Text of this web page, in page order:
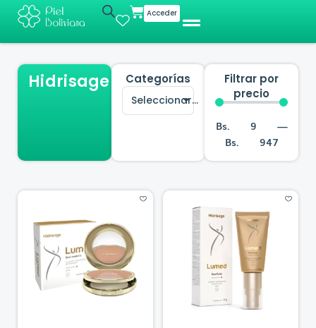
contenido
CartAcceder
Hidrisage Categorías
Seleccionar...
Filtrar por
precio
Bs. 9 —
Bs.
947